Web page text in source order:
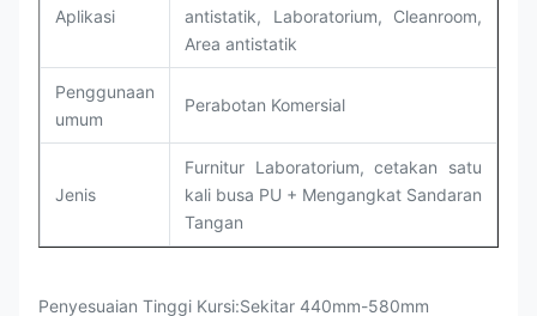
Aplikasi
antistatik, Laboratorium, Cleanroom,
Area antistatik
Penggunaan
umum
Perabotan Komersial
Jenis
Furnitur Laboratorium, cetakan satu
kali busa PU + Mengangkat Sandaran
Tangan
Penyesuaian Tinggi Kursi:Sekitar 440mm-580mm